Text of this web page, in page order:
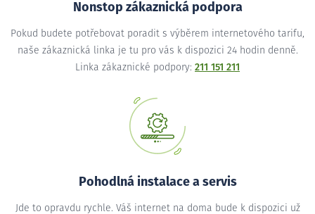
Nonstop zákaznická podpora
Pokud budete potřebovat poradit s výběrem internetového tarifu,
naše zákaznická linka je tu pro vás k dispozici 24 hodin denně.
Linka zákaznické podpory: 211 151 211
Pohodlná instalace a servis
Jde to opravdu rychle. Váš internet na doma bude k dispozici už